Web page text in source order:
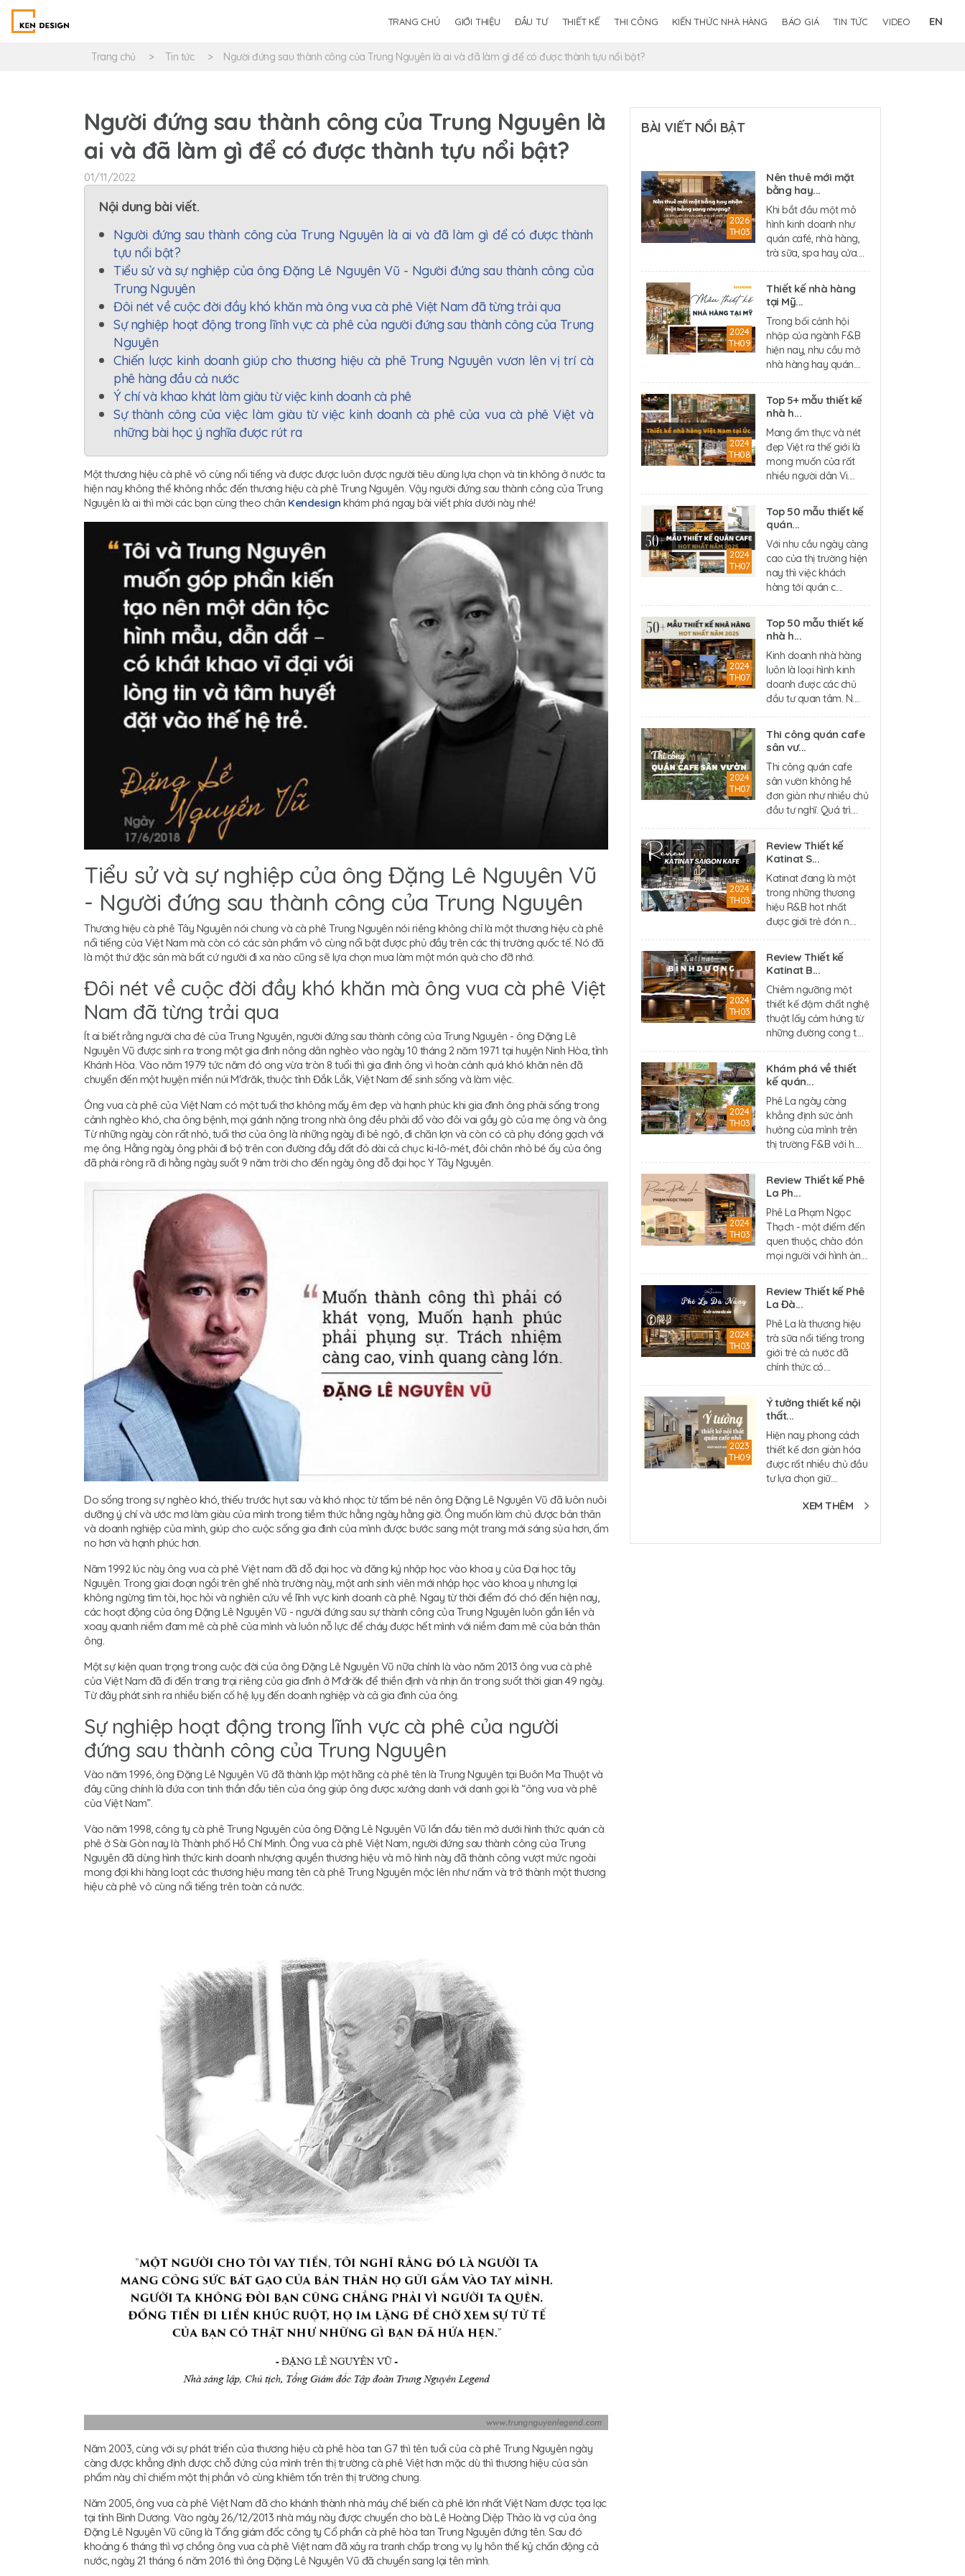
TRANG CHỦ GIỚI THIỆU ĐẦU TƯ THIẾT KẾ THI CÔNG KIẾN THỨC NHÀ HÀNG BÁO GIÁ TIN TỨC VIDEO EN
Trang chủ Tin tức Người đứng sau thành công của Trung Nguyên là ai và đã làm gì để có được thành tựu nổi bật?
Người đứng sau thành công của Trung Nguyên là
ai và đã làm gì để có được thành tựu nổi bật?
01/11/2022
Nội dung bài viết.
Người đứng sau thành công của Trung Nguyên là ai và đã làm gì để có được thành
tựu nổi bật?
Tiểu sử và sự nghiệp của ông Đặng Lê Nguyên Vũ - Người đứng sau thành công của
Trung Nguyên
Đôi nét về cuộc đời đầy khó khăn mà ông vua cà phê Việt Nam đã từng trải qua
Sự nghiệp hoạt động trong lĩnh vực cà phê của người đứng sau thành công của Trung
Nguyên
Chiến lược kinh doanh giúp cho thương hiệu cà phê Trung Nguyên vươn lên vị trí cà
phê hàng đầu cả nước
Ý chí và khao khát làm giàu từ việc kinh doanh cà phê
Sự thành công của việc làm giàu từ việc kinh doanh cà phê của vua cà phê Việt và
những bài học ý nghĩa được rút ra
Một thương hiệu cà phê vô cùng nổi tiếng và được được luôn được người tiêu dùng lựa chọn và tin không ở nước ta
hiện nay không thể không nhắc đến thương hiệu cà phê Trung Nguyên. Vậy người đứng sau thành công của Trung
Nguyên là ai thì mời các bạn cùng theo chân Kendesign khám phá ngay bài viết phía dưới này nhé!
Tiểu sử và sự nghiệp của ông Đặng Lê Nguyên Vũ
- Người đứng sau thành công của Trung Nguyên
Thương hiệu cà phê Tây Nguyên nói chung và cà phê Trung Nguyên nói riêng không chỉ là một thương hiệu cà phê
nổi tiếng của Việt Nam mà còn có các sản phẩm vô cùng nổi bật được phủ đầy trên các thị trường quốc tế. Nó đã
là một thứ đặc sản mà bất cứ người đi xa nào cũng sẽ lựa chọn mua làm một món quà cho đỡ nhớ.
Đôi nét về cuộc đời đầy khó khăn mà ông vua cà phê Việt
Nam đã từng trải qua
Ít ai biết rằng người cha đẻ của Trung Nguyên, người đứng sau thành công của Trung Nguyên - ông Đặng Lê
Nguyên Vũ được sinh ra trong một gia đình nông dân nghèo vào ngày 10 tháng 2 năm 1971 tại huyện Ninh Hòa, tỉnh
Khánh Hòa. Vào năm 1979 tức năm đó ong vừa tròn 8 tuổi thì gia đình ông vì hoàn cảnh quá khó khăn nên đã
chuyển đến một huyện miền núi M'đrăk, thuộc tỉnh Đắk Lắk, Việt Nam để sinh sống và làm việc.
Ông vua cà phê của Việt Nam có một tuổi thơ không mấy êm đẹp và hạnh phúc khi gia đình ông phải sống trong
cảnh nghèo khó, cha ông bệnh, mọi gánh nặng trong nhà ông đều phải đổ vào đôi vai gầy gò của mẹ ông và ông.
Từ những ngày còn rất nhỏ, tuổi thơ của ông là những ngày đi bẻ ngô, đi chăn lợn và còn có cả phụ đóng gạch với
mẹ ông. Hằng ngày ông phải đi bộ trên con đường đầy đất đỏ dài cả chục ki-lô-mét, đôi chân nhỏ bé ấy của ông
đã phải ròng rã đi hằng ngày suốt 9 năm trời cho đến ngày ông đỗ đại học Y Tây Nguyên.
Do sống trong sự nghèo khó, thiếu trước hụt sau và khó nhọc từ tấm bé nên ông Đặng Lê Nguyên Vũ đã luôn nuôi
dưỡng ý chí và ước mơ làm giàu của mình trong tiềm thức hằng ngày hằng giờ. Ông muốn làm chủ được bản thân
và doanh nghiệp của mình, giúp cho cuộc sống gia đình của mình được bước sang một trang mới sáng sủa hơn, ấm
no hơn và hạnh phúc hơn.
Năm 1992 lúc này ông vua cà phê Việt nam đã đỗ đại học và đăng ký nhập học vào khoa y của Đại học tây
Nguyên. Trong giai đoạn ngồi trên ghế nhà trường này, một anh sinh viên mới nhập học vào khoa y nhưng lại
không ngừng tìm tòi, học hỏi và nghiên cứu về lĩnh vực kinh doanh cà phê. Ngay từ thời điểm đó chó đến hiện nay,
các hoạt động của ông Đặng Lê Nguyên Vũ - người đứng sau sự thành công của Trung Nguyên luôn gắn liền và
xoay quanh niềm đam mê cà phê của mình và luôn nỗ lực để cháy được hết mình với niềm đam mê của bản thân
ông.
Một sự kiện quan trọng trong cuộc đời của ông Đặng Lê Nguyên Vũ nữa chính là vào năm 2013 ông vua cà phê
của Việt Nam đã đi đến trang trại riêng của gia đình ở M'đrăk để thiền định và nhịn ăn trong suốt thời gian 49 ngày.
Từ đây phát sinh ra nhiều biến cố hệ lụy đến doanh nghiệp và cả gia đình của ông.
Sự nghiệp hoạt động trong lĩnh vực cà phê của người
đứng sau thành công của Trung Nguyên
Vào năm 1996, ông Đặng Lê Nguyên Vũ đã thành lập một hãng cà phê tên là Trung Nguyên tại Buôn Ma Thuột và
đây cũng chính là đứa con tinh thần đầu tiên của ông giúp ông được xướng danh với danh gọi là “ông vua và phê
của Việt Nam”.
Vào năm 1998, công ty cà phê Trung Nguyên của ông Đặng Lê Nguyên Vũ lần đầu tiên mở dưới hình thức quán cà
phê ở Sài Gòn nay là Thành phố Hồ Chí Minh. Ông vua cà phê Việt Nam, người đứng sau thành công của Trung
Nguyên đã dùng hình thức kinh doanh nhượng quyền thương hiệu và mô hình này đã thành công vượt mức ngoài
mong đợi khi hàng loạt các thương hiệu mang tên cà phê Trung Nguyên mộc lên như nấm và trở thành một thương
hiệu cà phê vô cùng nổi tiếng trên toàn cả nước.
Năm 2003, cùng với sự phát triển của thương hiệu cà phê hòa tan G7 thì tên tuổi của cà phê Trung Nguyên ngày
càng được khẳng định được chỗ đứng của mình trên thị trường cà phê Việt hơn mặc dù thì thương hiệu của sản
phẩm này chỉ chiếm một thị phần vô cùng khiêm tốn trên thị trường chung.
Năm 2005, ông vua cà phê Việt Nam đã cho khánh thành nhà máy chế biến cà phê lớn nhất Việt Nam được tọa lạc
tại tỉnh Bình Dương. Vào ngày 26/12/2013 nhà máy này được chuyển cho bà Lê Hoàng Diệp Thảo là vợ của ông
Đặng Lê Nguyên Vũ cũng là Tổng giám đốc công ty Cổ phần cà phê hòa tan Trung Nguyên đứng tên. Sau đó
khoảng 6 tháng thì vợ chồng ông vua cà phê Việt nam đã xảy ra tranh chấp trong vụ ly hôn thế kỷ chấn động cả
nước, ngày 21 tháng 6 năm 2016 thì ông Đặng Lê Nguyên Vũ đã chuyển sang lại tên mình.
BÀI VIẾT NỔI BẬT
2026
TH03
Nên thuê mới mặt
bằng hay...
Khi bắt đầu một mô
hình kinh doanh như
quán café, nhà hàng,
trà sữa, spa hay cửa....
2024
TH09
Thiết kế nhà hàng
tại Mỹ...
Trong bối cảnh hội
nhập của ngành F&B
hiện nay, nhu cầu mở
nhà hàng hay quán....
2024
TH08
Top 5+ mẫu thiết kế
nhà h...
Mang ẩm thực và nét
đẹp Việt ra thế giới là
mong muốn của rất
nhiều người dân Vi....
2024
TH07
Top 50 mẫu thiết kế
quán...
Với nhu cầu ngày càng
cao của thị trường hiện
nay thì việc khách
hàng tới quán c....
2024
TH07
Top 50 mẫu thiết kế
nhà h...
Kinh doanh nhà hàng
luôn là loại hình kinh
doanh được các chủ
đầu tư quan tâm. N....
2024
TH07
Thi công quán cafe
sân vư...
Thi công quán cafe
sân vườn không hề
đơn giản như nhiều chủ
đầu tư nghĩ. Quá trì....
2024
TH03
Review Thiết kế
Katinat S...
Katinat đang là một
trong những thương
hiệu R&B hot nhất
được giới trẻ đón n....
2024
TH03
Review Thiết kế
Katinat B...
Chiêm ngưỡng một
thiết kế đậm chất nghệ
thuật lấy cảm hứng từ
những đường cong t....
2024
TH03
Khám phá về thiết
kế quán...
Phê La ngày càng
khẳng định sức ảnh
hưởng của mình trên
thị trường F&B với h....
2024
TH03
Review Thiết kế Phê
La Ph...
Phê La Phạm Ngọc
Thạch - một điểm đến
quen thuộc, chào đón
mọi người với hình ản....
2024
TH03
Review Thiết kế Phê
La Đà...
Phê La là thương hiệu
trà sữa nổi tiếng trong
giới trẻ cả nước đã
chính thức có....
2023
TH09
Ý tưởng thiết kế nội
thất...
Hiện nay phong cách
thiết kế đơn giản hóa
được rất nhiều chủ đầu
tư lựa chọn giữ....
XEM THÊM